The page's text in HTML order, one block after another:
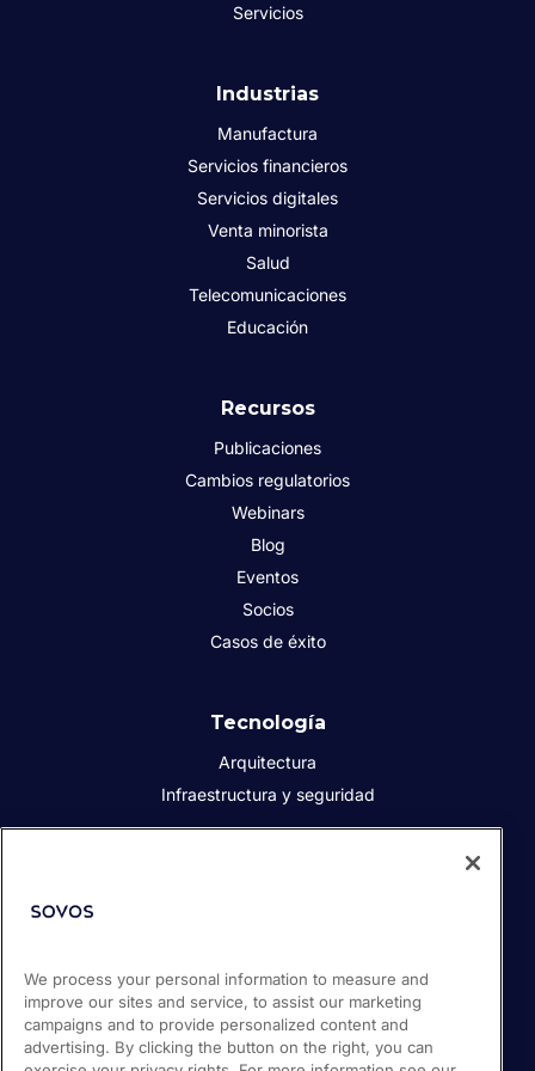
Servicios
Industrias
Manufactura
Servicios financieros
Servicios digitales
Venta minorista
Salud
Telecomunicaciones
Educación
Recursos
Publicaciones
Cambios regulatorios
Webinars
Blog
Eventos
Socios
Casos de éxito
Tecnología
Arquitectura
Infraestructura y seguridad
Prensa
Empleos
Soporte / Portal de clientes
We process your personal information to measure and
improve our sites and service, to assist our marketing
campaigns and to provide personalized content and
advertising. By clicking the button on the right, you can